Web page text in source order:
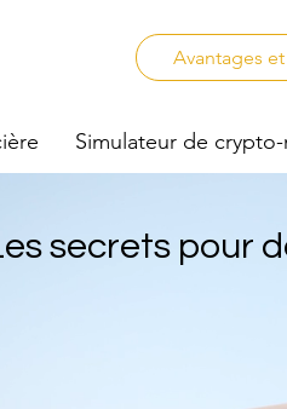
Avantages
Simulateur de
secrets pour